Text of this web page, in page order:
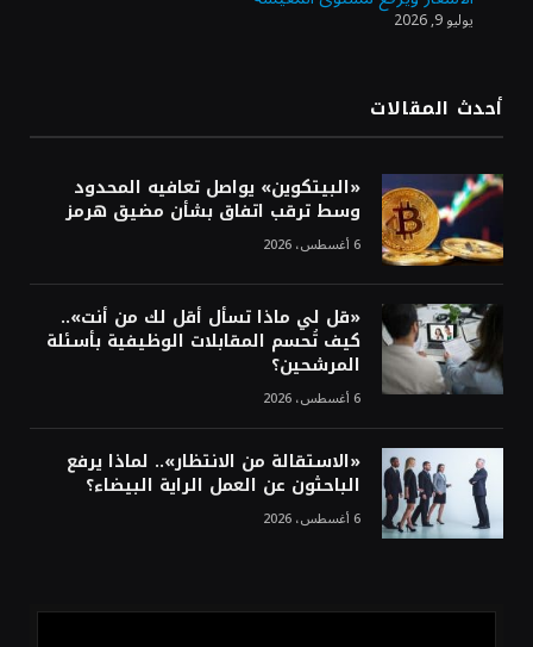
الدولار الأمريكي يتراجع قرب أدنى مستوياته
ترقب تطورات الوساطة بشأن الحرب
يوليو 9, 2026
أحدث المقالات
«البيتكوين» يواصل تعافيه المحدود
وسط ترقب اتفاق بشأن مضيق هرمز
6 أغسطس، 2026
«قل لي ماذا تسأل أقل لك من أنت»..
كيف تُحسم المقابلات الوظيفية بأسئلة
المرشحين؟
6 أغسطس، 2026
«الاستقالة من الانتظار».. لماذا يرفع
الباحثون عن العمل الراية البيضاء؟
6 أغسطس، 2026